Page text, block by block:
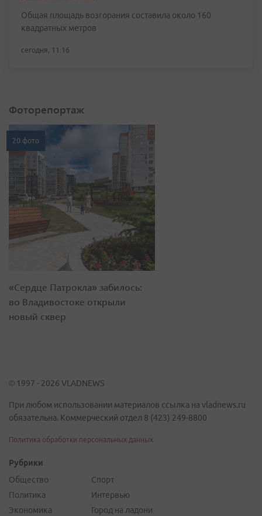
Общая площадь возгорания составила около 160
квадратных метров
сегодня, 11:16
Фоторепортаж
20 фото
«Сердце Патрокла» забилось:
во Владивостоке открыли
новый сквер
© 1997 - 2026 VLADNEWS
При любом использовании материалов ссылка на vladnews.ru
обязательна. Коммерческий отдел 8 (423) 249-8800
Политика обработки персональных данных
Рубрики
Общество
Политика
Экономика
Спорт
Интервью
Город на ладони